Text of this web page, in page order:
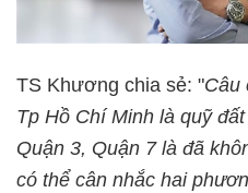
TS Khương chia sẻ: "Câu
Tp Hồ Chí Minh là quỹ
Quận 3, Quận 7 là đã
có thể cân nhắc hai